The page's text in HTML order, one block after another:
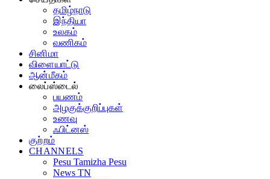
தமிழ்நாடு
இந்தியா
உலகம்
வணிகம்
சினிமா
விளையாட்டு
ஆன்மீகம்
லைப்ஸ்டைல்
பயணம்
அழகுக்குறிப்புகள்
உணவு
ஃபிட்னஸ்
குற்றம்
CHANNELS
Pesu Tamizha Pesu
News TN